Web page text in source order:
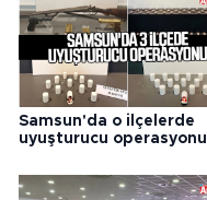
Samsun'da o ilçelerde
uyuşturucu operasyonu